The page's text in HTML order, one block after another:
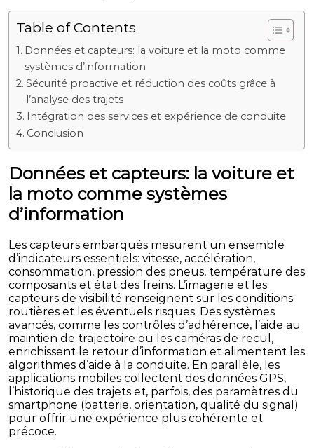
Table of Contents
Données et capteurs: la voiture et la moto comme
systèmes d’information
Sécurité proactive et réduction des coûts grâce à
l’analyse des trajets
Intégration des services et expérience de conduite
Conclusion
Données et capteurs: la voiture et
la moto comme systèmes
d’information
Les capteurs embarqués mesurent un ensemble
d’indicateurs essentiels: vitesse, accélération,
consommation, pression des pneus, température des
composants et état des freins. L’imagerie et les
capteurs de visibilité renseignent sur les conditions
routières et les éventuels risques. Des systèmes
avancés, comme les contrôles d’adhérence, l’aide au
maintien de trajectoire ou les caméras de recul,
enrichissent le retour d’information et alimentent les
algorithmes d’aide à la conduite. En parallèle, les
applications mobiles collectent des données GPS,
l’historique des trajets et, parfois, des paramètres du
smartphone (batterie, orientation, qualité du signal)
pour offrir une expérience plus cohérente et
précoce.